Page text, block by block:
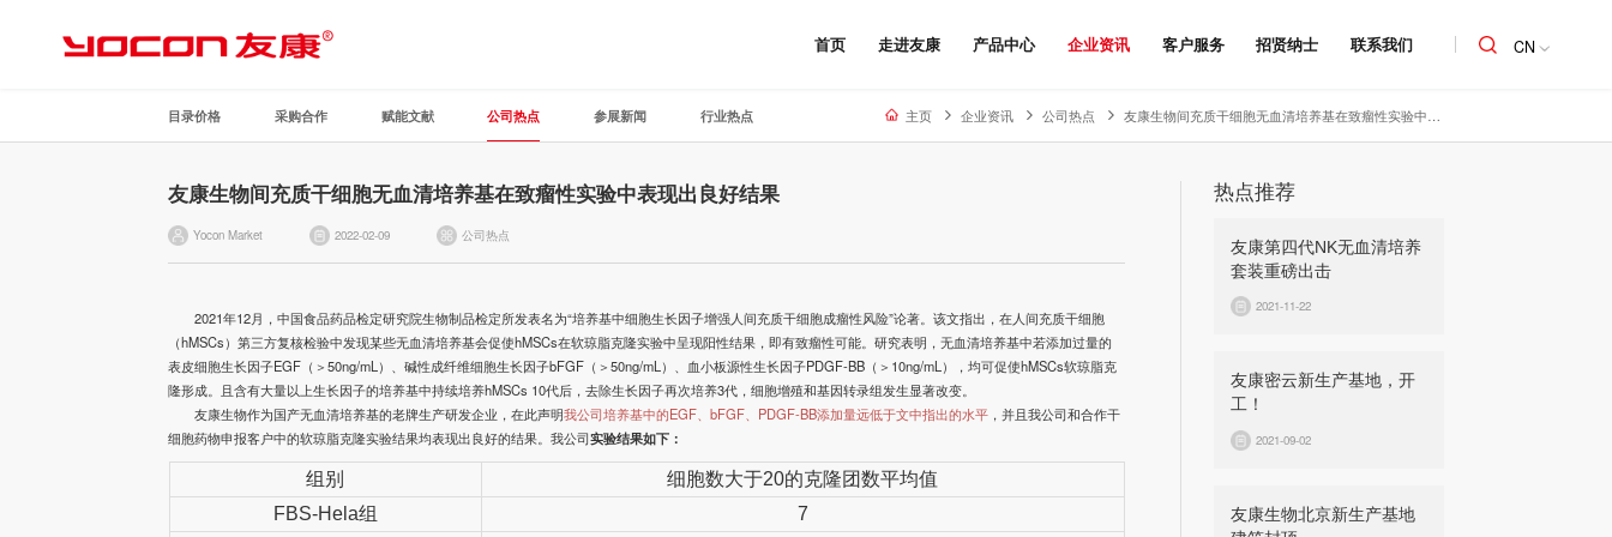
CN
首页 走进友康 产品中心 企业资讯 客户服务 招贤纳士 联系我们
主页 企业资讯 公司热点 友康生物间充质干细胞无血清培养基在致瘤性实验中表现出良好结果
目录价格 采购合作 赋能文献 公司热点 参展新闻 行业热点
友康生物间充质干细胞无血清培养基在致瘤性实验中表现出良好结果
Yocon Market 2022-02-09 公司热点
2021年12月，中国食品药品检定研究院生物制品检定所发表名为“培养基中细胞生长因子增强人间充质干细胞成瘤性风险”论著。该文指出，在人间充质干细胞
（hMSCs）第三方复核检验中发现某些无血清培养基会促使hMSCs在软琼脂克隆实验中呈现阳性结果，即有致瘤性可能。研究表明，无血清培养基中若添加过量的
表皮细胞生长因子EGF（＞50ng/mL）、碱性成纤维细胞生长因子bFGF（＞50ng/mL）、血小板源性生长因子PDGF-BB（＞10ng/mL），均可促使hMSCs软琼脂克
隆形成。且含有大量以上生长因子的培养基中持续培养hMSCs 10代后，去除生长因子再次培养3代，细胞增殖和基因转录组发生显著改变。
友康生物作为国产无血清培养基的老牌生产研发企业，在此声明我公司培养基中的EGF、bFGF、PDGF-BB添加量远低于文中指出的水平 ，并且我公司和合作干
细胞药物申报客户中的软琼脂克隆实验结果均表现出良好的结果。我公司实验结果如下：
组别 细胞数大于20的克隆团数平均值
FBS-Hela组 7
热点推荐
友康第四代NK无血清培养
套装重磅出击
2021-11-22
友康密云新生产基地，开
工！
2021-09-02
友康生物北京新生产基地